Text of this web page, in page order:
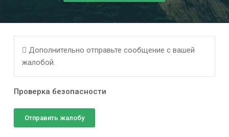
Дополнительно отправьте сообщение с вашей
жалобой.
Проверка безопасности
Отправить жалобу